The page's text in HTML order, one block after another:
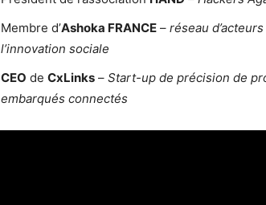
Membre d’Ashoka FRANCE – réseau
l’innovation sociale
CEO de CxLinks – Start-up de précision de
embarqués connectés